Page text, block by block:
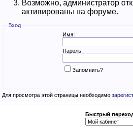
Возможно, администратор
активированы на форуме.
Вход
Имя:
Пароль:
Запомнить?
Для просмотра этой страницы необходимо
Быстрый